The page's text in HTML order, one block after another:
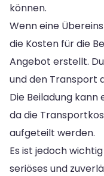
können.
Wenn eine
die Kosten für die
Angebot erstellt.
und den Transport
Die Beiladung
da die
aufgeteilt werden.
Es ist jedoch
seriöses und